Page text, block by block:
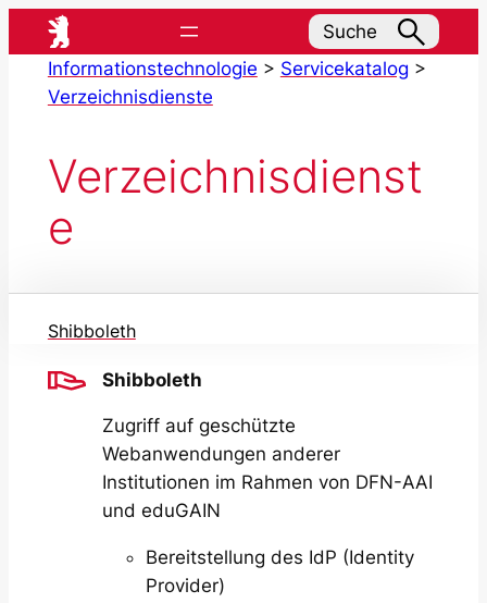
Inhalt
springen
Suche
Informationstechnologie > Servicekatalog >
Verzeichnisdienste
Verzeichnisdienst
e
Shibboleth
Shibboleth
Zugriff auf geschützte
Webanwendungen anderer
Institutionen im Rahmen von DFN-AAI
und eduGAIN
Bereitstellung des IdP (Identity
Provider)